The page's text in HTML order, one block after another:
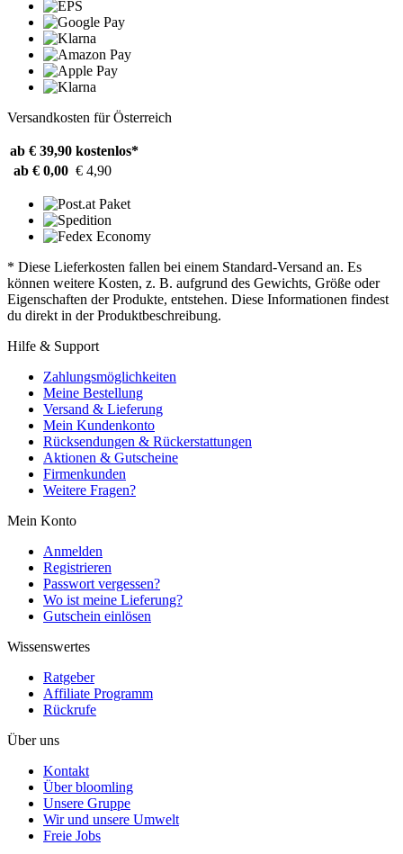
Versandkosten für Österreich
ab € 39,90 kostenlos*
ab € 0,00 € 4,90
* Diese Lieferkosten fallen bei einem Standard-Versand an. Es
können weitere Kosten, z. B. aufgrund des Gewichts, Größe oder
Eigenschaften der Produkte, entstehen. Diese Informationen findest
du direkt in der Produktbeschreibung.
Hilfe & Support
Zahlungsmöglichkeiten
Meine Bestellung
Versand & Lieferung
Mein Kundenkonto
Rücksendungen & Rückerstattungen
Aktionen & Gutscheine
Firmenkunden
Weitere Fragen?
Mein Konto
Anmelden
Registrieren
Passwort vergessen?
Wo ist meine Lieferung?
Gutschein einlösen
Wissenswertes
Ratgeber
Affiliate Programm
Rückrufe
Über uns
Kontakt
Über bloomling
Unsere Gruppe
Wir und unsere Umwelt
Freie Jobs